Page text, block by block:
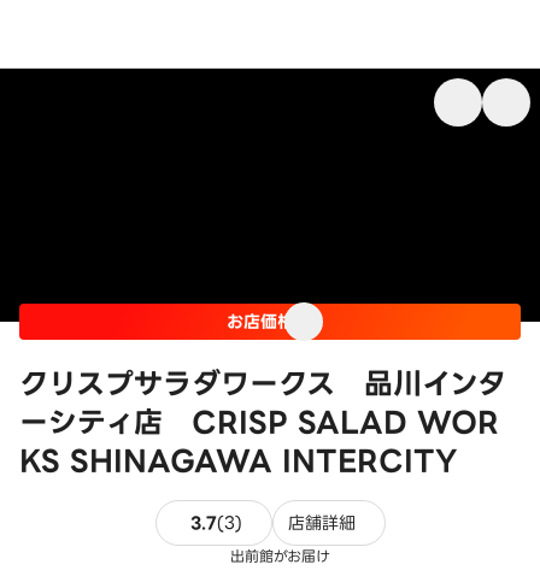
クリスプサラダワークス 品川インタ
ーシティ店 CRISP SALAD WOR
KS SHINAGAWA INTERCITY
お店価格
3.7(3)3件のレビュー
店舗詳細
出前館がお届け